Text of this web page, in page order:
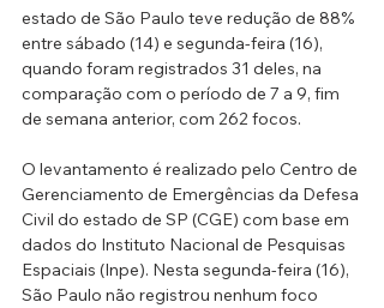
estado de São Paulo teve redução de 88%
entre sábado (14) e segunda-feira (16),
quando foram registrados 31 deles, na
comparação com o período de 7 a 9, fim
de semana anterior, com 262 focos.
O levantamento é realizado pelo Centro de
Gerenciamento de Emergências da Defesa
Civil do estado de SP (CGE) com base em
dados do Instituto Nacional de Pesquisas
Espaciais (Inpe). Nesta segunda-feira (16),
São Paulo não registrou nenhum foco